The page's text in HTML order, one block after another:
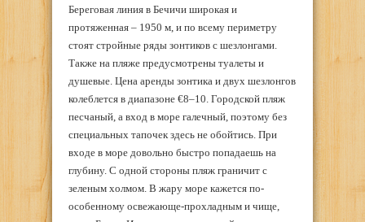
Береговая линия в Бечичи широкая и
протяженная – 1950 м, и по всему периметру
стоят стройные ряды зонтиков с шезлонгами.
Также на пляже предусмотрены туалеты и
душевые. Цена аренды зонтика и двух шезлонгов
колеблется в диапазоне €8–10. Городской пляж
песчаный, а вход в море галечный, поэтому без
специальных тапочек здесь не обойтись. При
входе в море довольно быстро попадаешь на
глубину. С одной стороны пляж граничит с
зеленым холмом. В жару море кажется по-
особенному освежающе-прохладным и чище,